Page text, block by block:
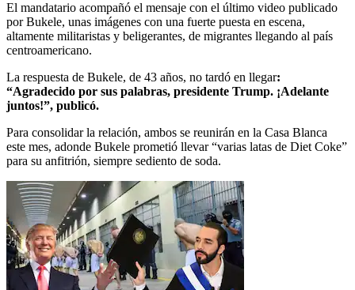
El mandatario acompañó el mensaje con el último video publicado
por Bukele, unas imágenes con una fuerte puesta en escena,
altamente militaristas y beligerantes, de migrantes llegando al país
centroamericano.
La respuesta de Bukele, de 43 años, no tardó en llegar:
“Agradecido por sus palabras, presidente Trump. ¡Adelante
juntos!”, publicó.
Para consolidar la relación, ambos se reunirán en la Casa Blanca
este mes, adonde Bukele prometió llevar “varias latas de Diet Coke”
para su anfitrión, siempre sediento de soda.